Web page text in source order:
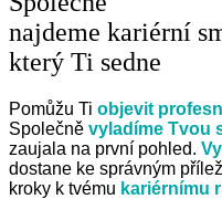
najdeme kariérní
který Ti sedne
Pomůžu Ti objevit
Společně vyladíme Tvou
zaujala na první pohled.
dostane ke správným
kroky k tvému kariérnímu